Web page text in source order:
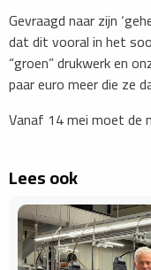
Gevraagd naar zijn
dat dit vooral in het
“groen” drukwerk en
paar euro meer die ze
Vanaf 14 mei moet de
Lees ook